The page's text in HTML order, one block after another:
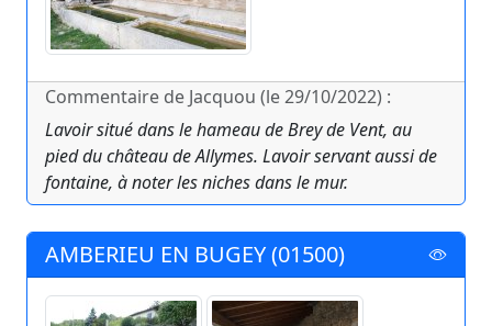
Commentaire de Jacquou (le 29/10/2022) :
Lavoir situé dans le hameau de Brey de Vent, au
pied du château de Allymes. Lavoir servant aussi de
fontaine, à noter les niches dans le mur.
AMBERIEU EN BUGEY (01500)